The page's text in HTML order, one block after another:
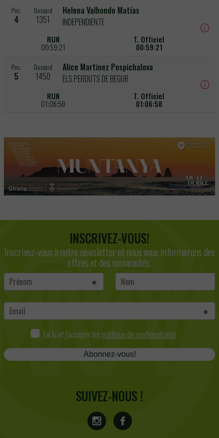
Pos.
4
Dossard
1351
Helena Valhondo Matías
INDEPENDIENTE
RUN
00:59:21
T. Officiel
00:59:21
Pos.
5
Dossard
1450
Alice Martinez Pospichalova
ELS PERDUTS DE BEGUR
RUN
01:06:58
T. Officiel
01:06:58
INSCRIVEZ-VOUS!
Inscrivez-vous à notre newsletter et nous vous informerons des
offres et des nouveautés.
J'ai lu et j'accepte les politique de confidentialité
Abonnez-vous!
SUIVEZ-NOUS !